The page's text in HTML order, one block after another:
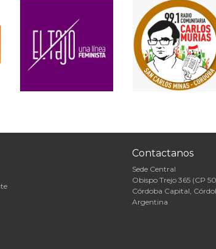
Contactanos
Sede Central
Obispo Trejo 365 (CP
Córdoba Capital,
Argentina